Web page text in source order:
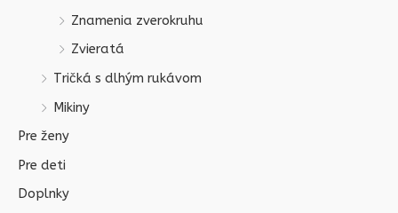
Znamenia zverokruhu
Zvieratá
Tričká s dlhým rukávom
Mikiny
Pre ženy
Pre deti
Doplnky